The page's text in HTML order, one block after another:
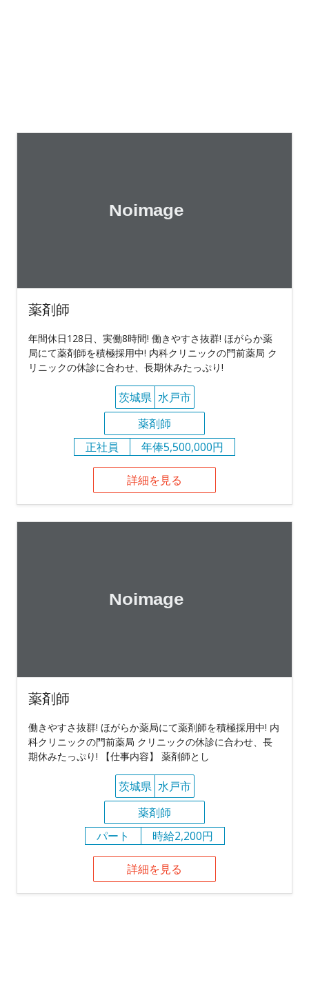
薬剤師
年間休日128日、実働8時間! 働きやすさ抜群! ほがらか薬
局にて薬剤師を積極採用中! 内科クリニックの門前薬局 ク
リニックの休診に合わせ、長期休みたっぷり!
茨城県 水戸市
薬剤師
正社員
年俸5,500,000円
詳細を見る
薬剤師
働きやすさ抜群! ほがらか薬局にて薬剤師を積極採用中! 内
科クリニックの門前薬局 クリニックの休診に合わせ、長
期休みたっぷり! 【仕事内容】 薬剤師とし
茨城県 水戸市
薬剤師
パート
時給2,200円
詳細を見る